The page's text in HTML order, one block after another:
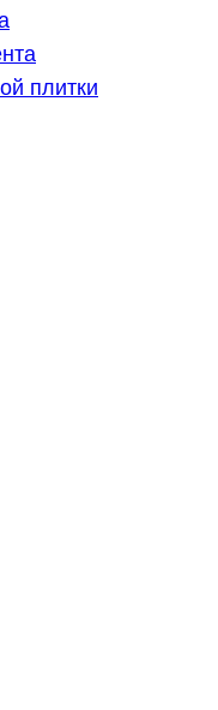
плитки